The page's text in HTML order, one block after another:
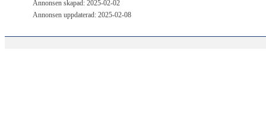
Annonsen skapad: 2025-02-02
Annonsen uppdaterad: 2025-02-08